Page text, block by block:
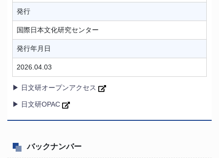
発行
国際日本文化研究センター
発行年月日
2026.04.03
▶ 日文研オープンアクセス
▶ 日文研OPAC
バックナンバー